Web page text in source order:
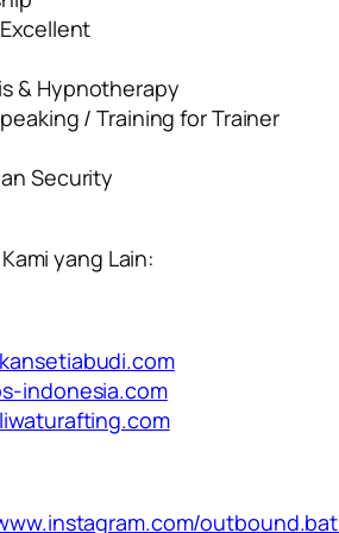
& Hypnotherapy
/ Training for Trainer
Security
yang Lain:
indonesia.com